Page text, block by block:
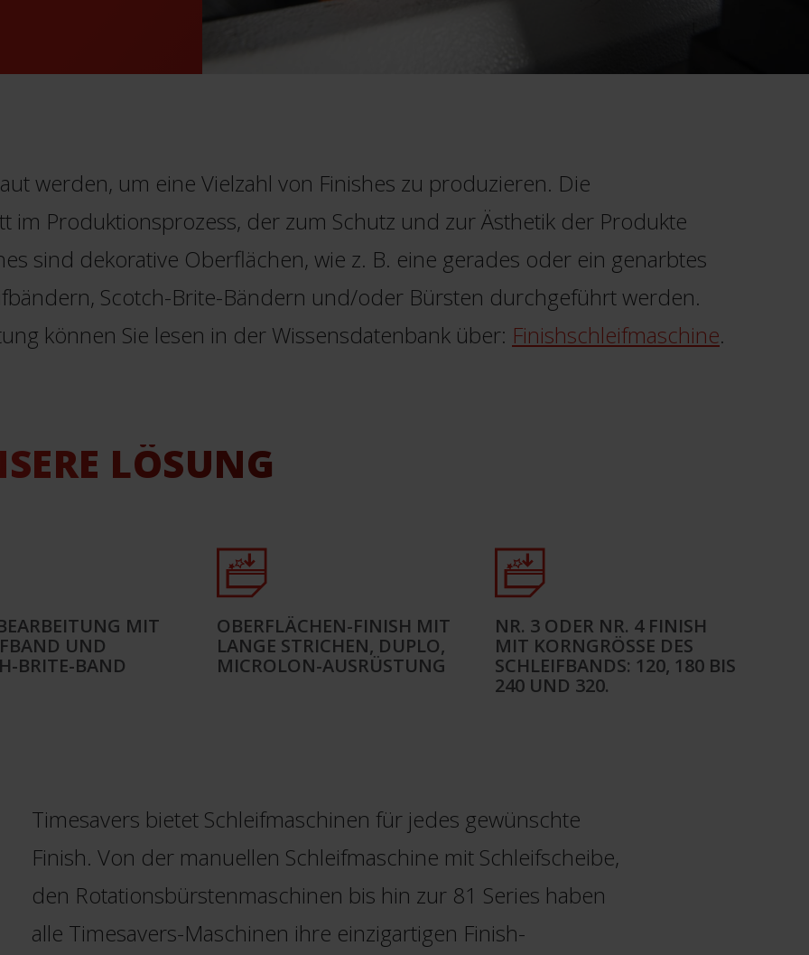
werden, um eine Vielzahl von Finishes zu produzieren. Die
im Produktionsprozess, der zum Schutz und zur Ästhetik der Produkte
sind dekorative Oberflächen, wie z. B. eine gerades oder ein genarbtes
Scotch-Brite-Bändern und/oder Bürsten durchgeführt werden.
können Sie lesen in der Wissensdatenbank über: Finishschleifmaschine.
LÖSUNG
MIT
UND
BRITE-BAND
OBERFLÄCHEN-FINISH MIT
LANGE STRICHEN, DUPLO,
MICROLON-AUSRÜSTUNG
NR. 3 ODER NR. 4 FINISH
MIT KORNGRÖSSE DES S
CHLEIFBANDS: 120, 180 BIS 2
40 UND 320.
Timesavers bietet Schleifmaschinen für jedes gewünschte
Finish. Von der manuellen Schleifmaschine mit Schleifscheibe,
den Rotationsbürstenmaschinen bis hin zur 81 Series haben
alle Timesavers-Maschinen ihre einzigartigen Finish-